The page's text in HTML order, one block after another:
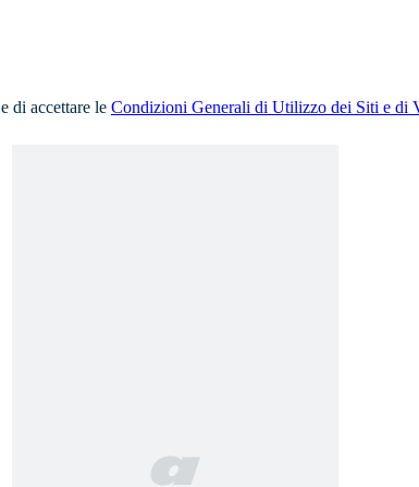
e di accettare le Condizioni Generali di Utilizzo dei Siti e di